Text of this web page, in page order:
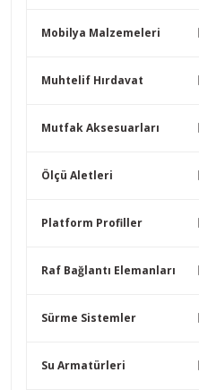
Mobilya Malzemeleri
Muhtelif Hırdavat
Mutfak Aksesuarları
Ölçü Aletleri
Platform Profiller
Raf Bağlantı Elemanları
Sürme Sistemler
Su Armatürleri